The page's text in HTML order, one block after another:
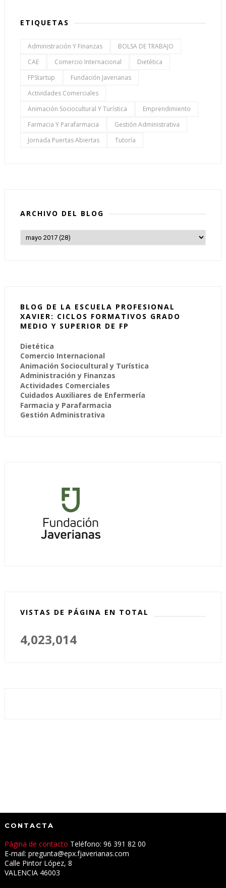
ETIQUETAS
Administración Y Finanzas
BOLSA DE TRABAJO
CAE
Comercio Internacional
Dietética
FPStartup
Fundación Javerianas
Actividades Comerciales
Animación Sociocultural Y Turística
Emprendimiento
Farmacia Y Parafarmacia
Gestión Administrativa
Jornada Puertas Abiertas
Tutoría
ARCHIVO DEL BLOG
BLOG DE LA ESCUELA PROFESIONAL
XAVIER: CICLOS FORMATIVOS GRADO
MEDIO Y SUPERIOR DE FP
Dietética
Comercio Internacional
Animación Sociocultural y Turística
Administración y Finanzas
Actividades Comerciales
Cuidados Auxiliares de Enfermería
Farmacia y Parafarmacia
Gestión Administrativa
VISTAS DE PÁGINA EN TOTAL
4,023,014
CONTACTA
Página de contacto Teléfono: 96 391 82 00
E-mail: pregunta@epx.fjaverianas.com
Calle Pintor López, 8
VALENCIA 46003